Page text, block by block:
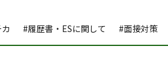
#履歴書・ESに関して #面接対策